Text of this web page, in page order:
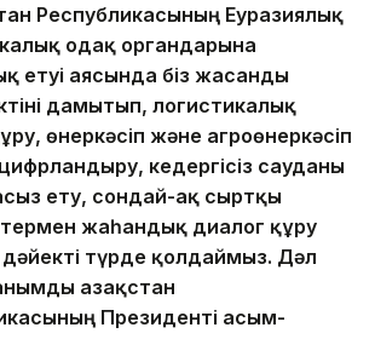
Республикасының Еуразиялық
одақ органдарына
етуі аясында біз жасанды
дамытып, логистикалық
өнеркәсіп және агроөнеркәсіп
кедергісіз сауданы
ету, сондай-ақ сыртқы
жаһандық диалог құру
түрде қолдаймыз. Дәл
Қазақстан
Президенті Қасым-